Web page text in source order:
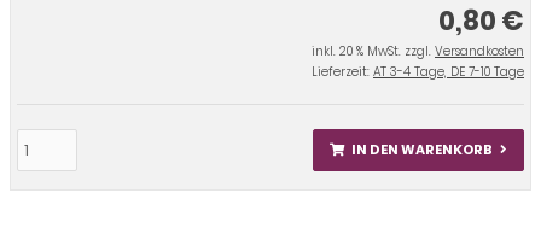
0,80 €
inkl. 20 % MwSt. zzgl. Versandkosten
Lieferzeit: AT 3-4 Tage, DE 7-10 Tage
IN DEN WARENKORB